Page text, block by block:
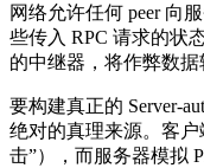
网络允许任何 peer 向
些传入 RPC 请求的状
的中继器，将作弊数据
要构建真正的 Server-
绝对的真理来源。客
击”），而服务器模拟